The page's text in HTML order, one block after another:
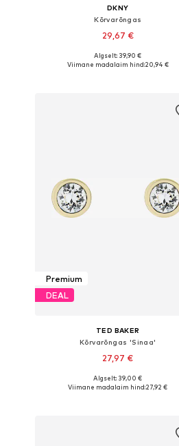
DKNY
Kõrvarõngas
29,67 €
Saadaolevad suurused: One Size
Algselt: 39,90 €
Viimane madalaim hind:20,94 €
Premium
DEAL
TED BAKER
Kõrvarõngas 'Sinaa'
27,97 €
Saadaolevad suurused: One Size
Algselt: 39,00 €
Viimane madalaim hind:27,92 €